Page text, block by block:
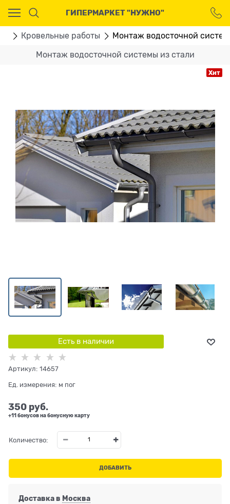
ГИПЕРМАРКЕТ "НУЖНО"
Кровельные работы Монтаж водосточной
Монтаж водосточной системы из стали
Хит
Есть в наличии
Артикул: 14657
Ед. измерения: м пог
350 руб.
+11 бонусов на бонусную карту
Количество:
ДОБАВИТЬ
Доставка в Москва
Ваш город - Москва,
угадали?
ДА НЕТ